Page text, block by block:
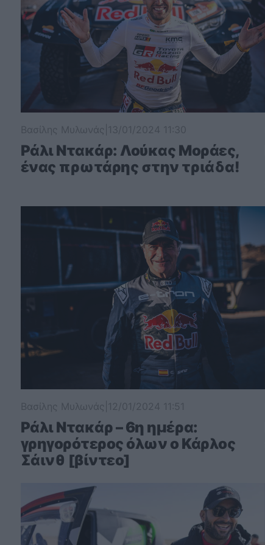
Βασίλης Μυλωνάς 13/01/2024 11:30
Ράλι Ντακάρ: Λούκας Μοράες,
ένας πρωτάρης στην τριάδα!
Βασίλης Μυλωνάς 12/01/2024 11:51
Ράλι Ντακάρ – 6η ημέρα:
γρηγορότερος όλων ο Κάρλος
Σάινθ [βίντεο]